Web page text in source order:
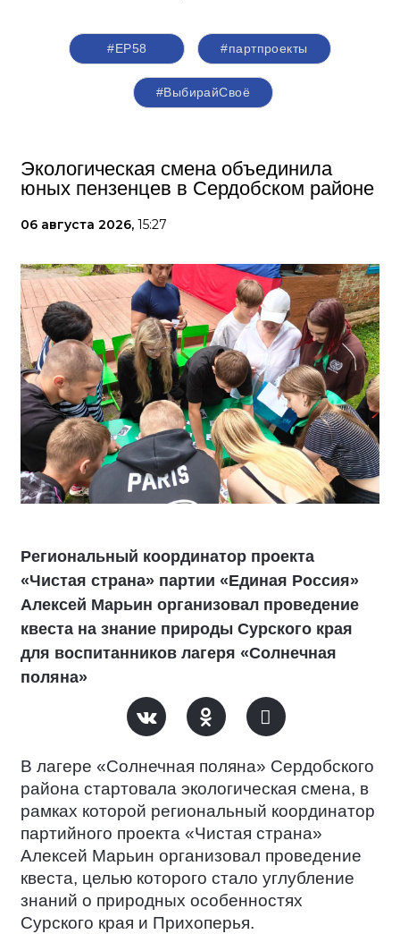
#ЕР58 #партпроекты
#ВыбирайСвоё
Экологическая смена объединила
юных пензенцев в Сердобском районе
06 августа 2026, 15:27
Региональный координатор проекта
«Чистая страна» партии «Единая Россия»
Алексей Марьин организовал проведение
квеста на знание природы Сурского края
для воспитанников лагеря «Солнечная
поляна»
В лагере «Солнечная поляна» Сердобского
района стартовала экологическая смена, в
рамках которой региональный координатор
партийного проекта «Чистая страна»
Алексей Марьин организовал проведение
квеста, целью которого стало углубление
знаний о природных особенностях
Сурского края и Прихоперья.